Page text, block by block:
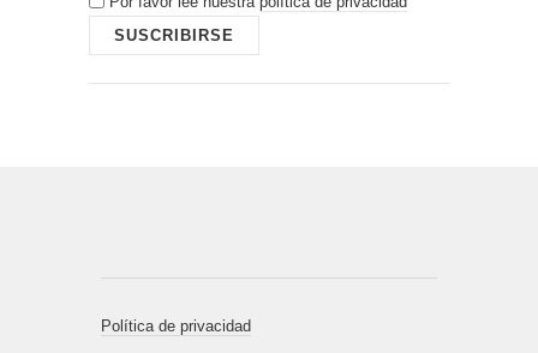
Política de privacidad